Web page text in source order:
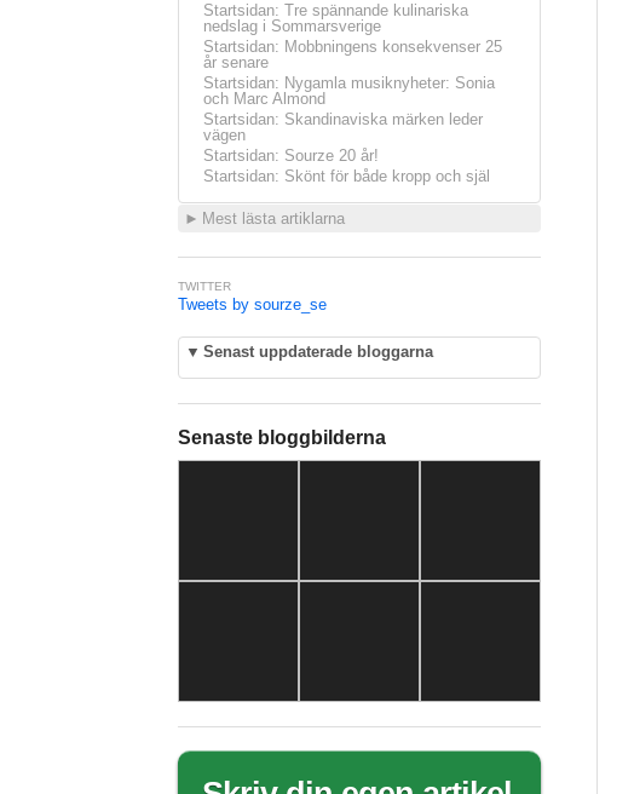
Startsidan: Tre spännande kulinariska
nedslag i Sommarsverige
Startsidan: Mobbningens konsekvenser 25
år senare
Startsidan: Nygamla musiknyheter: Sonia
och Marc Almond
Startsidan: Skandinaviska märken leder
vägen
Startsidan: Sourze 20 år!
Startsidan: Skönt för både kropp och själ
► Mest lästa artiklarna
TWITTER
Tweets by sourze_se
▼ Senast uppdaterade bloggarna
Senaste bloggbilderna